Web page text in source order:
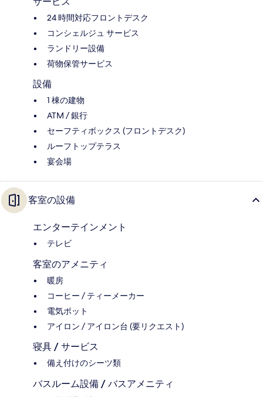
24 時間対応フロントデスク
コンシェルジュ サービス
ランドリー設備
荷物保管サービス
設備
1 棟の建物
ATM / 銀行
セーフティボックス (フロントデスク)
ルーフトップテラス
宴会場
客室の設備
エンターテインメント
テレビ
客室のアメニティ
暖房
コーヒー / ティーメーカー
電気ポット
アイロン / アイロン台 (要リクエスト)
寝具 / サービス
備え付けのシーツ類
バスルーム設備 / バスアメニティ